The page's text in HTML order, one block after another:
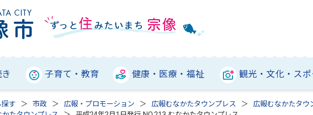
子育て・教育 健康・医療・福祉 観光・文化・ス
す 市政 広報・プロモーション 広報むなかたタウンプレス
広報むなかたタウ